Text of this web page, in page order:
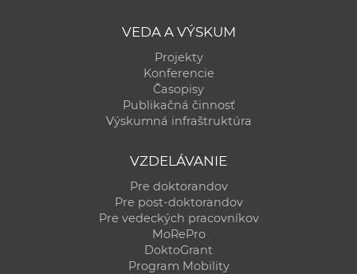
VEDA A VÝSKUM
Projekty
Konferencie
Časopisy
Publikačná činnosť
Výskumná infraštruktúra
VZDELÁVANIE
Pre doktorandov
Pre post-doktorandov
Pre vedeckých pracovníkov
MoRePro
DoktoGrant
Program Mobility